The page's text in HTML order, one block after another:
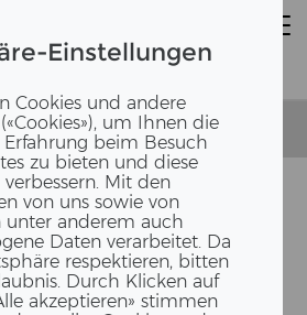
Einstellungen
Cookies und andere
um Ihnen die
beim Besuch
zu bieten und diese
Mit den
von uns sowie von
anderem auch
Daten verarbeitet. Da
respektieren, bitten
Durch Klicken auf
akzeptieren» stimmen